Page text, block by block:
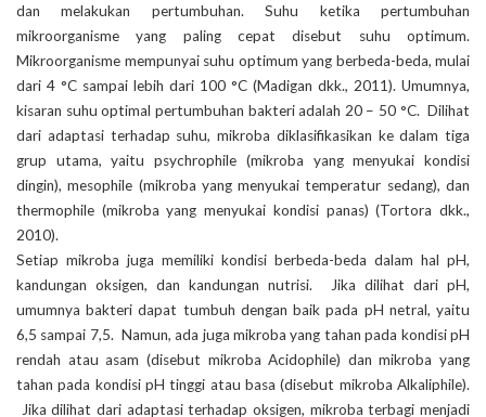
dan melakukan pertumbuhan. Suhu ketika pertumbuhan
mikroorganisme yang paling cepat disebut suhu optimum.
Mikroorganisme mempunyai suhu optimum yang berbeda-beda, mulai
dari 4 °C sampai lebih dari 100 °C (Madigan dkk., 2011). Umumnya,
kisaran suhu optimal pertumbuhan bakteri adalah 20 – 50 °C. Dilihat
dari adaptasi terhadap suhu, mikroba diklasifikasikan ke dalam tiga
grup utama, yaitu psychrophile (mikroba yang menyukai kondisi
dingin), mesophile (mikroba yang menyukai temperatur sedang), dan
thermophile (mikroba yang menyukai kondisi panas) (Tortora dkk.,
2010).
Setiap mikroba juga memiliki kondisi berbeda-beda dalam hal pH,
kandungan oksigen, dan kandungan nutrisi. Jika dilihat dari pH,
umumnya bakteri dapat tumbuh dengan baik pada pH netral, yaitu
6,5 sampai 7,5. Namun, ada juga mikroba yang tahan pada kondisi pH
rendah atau asam (disebut mikroba Acidophile) dan mikroba yang
tahan pada kondisi pH tinggi atau basa (disebut mikroba Alkaliphile).
Jika dilihat dari adaptasi terhadap oksigen, mikroba terbagi menjadi